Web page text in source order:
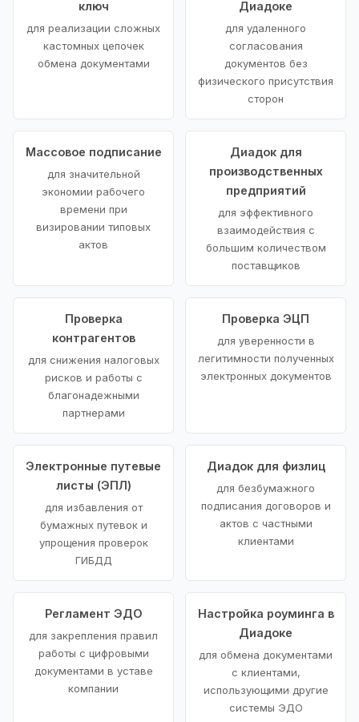
ключ
для реализации сложных
кастомных цепочек
обмена документами
Диадоке
для удаленного
согласования
документов без
физического присутствия
сторон
Массовое подписание
для значительной
экономии рабочего
времени при
визировании типовых
актов
Диадок для
производственных
предприятий
для эффективного
взаимодействия с
большим количеством
поставщиков
Проверка
контрагентов
для снижения налоговых
рисков и работы с
благонадежными
партнерами
Проверка ЭЦП
для уверенности в
легитимности полученных
электронных документов
Электронные путевые
листы (ЭПЛ)
для избавления от
бумажных путевок и
упрощения проверок
ГИБДД
Диадок для физлиц
для безбумажного
подписания договоров и
актов с частными
клиентами
Регламент ЭДО
для закрепления правил
работы с цифровыми
документами в уставе
компании
Настройка роуминга в
Диадоке
для обмена документами
с клиентами,
использующими другие
системы ЭДО